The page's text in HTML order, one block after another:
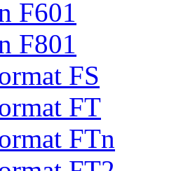
F601
F801
FS
FT
FTn